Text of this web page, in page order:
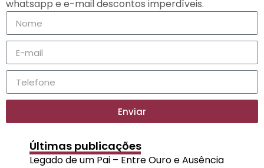
whatsapp e e-mail descontos imperdíveis.
Enviar
Últimas publicações
Legado de um Pai – Entre Ouro e Ausência